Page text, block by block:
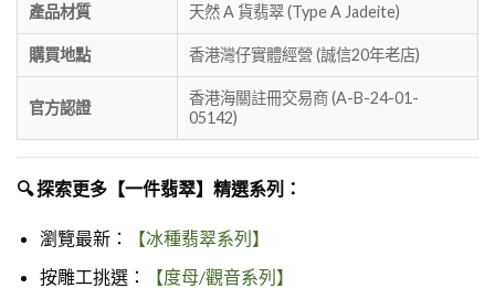
產品材質 天然 A 貨翡翠 (Type A Jadeite)
購買地點 香港灣仔實體經營 (誠信20年老店)
官方認證
香港海關註冊交易商 (A-B-24-01-
05142)
🔍 探索更多【一件翡翠】精選系列：
瀏覽最新：
【冰種翡翠系列】
按雕工挑選：
【度母/觀音系列】